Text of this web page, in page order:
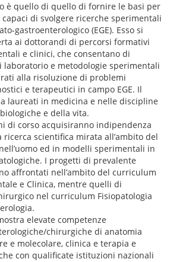
è quello di quello di fornire le basi per
di svolgere ricerche sperimentali
gastroenterologico (EGE). Esso si
ai dottorandi di percorsi formativi
e clinici, che consentano di
e metodologie sperimentali
alla risoluzione di problemi
e terapeutici in campo EGE. Il
laureati in medicina e nelle discipline
e della vita.
di corso acquisiranno indipendenza
scientifica mirata all’ambito del
ed in modelli sperimentali in
I progetti di prevalente
affrontati nell’ambito del curriculum
e Clinica, mentre quelli di
nel curriculum Fisiopatologia
elevate competenze
chirurgiche di anatomia
e molecolare, clinica e terapia e
con qualificate istituzioni nazionali